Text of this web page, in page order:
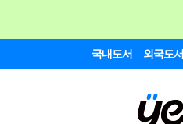
국내도서 외국도서